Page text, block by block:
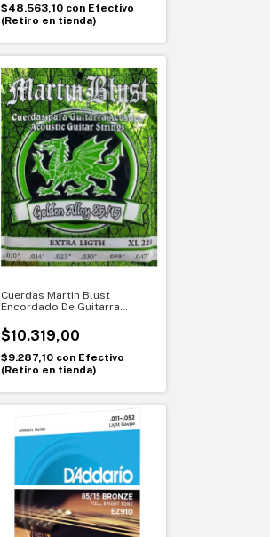
$48.563,10 con Efectivo
(Retiro en tienda)
Cuerdas Martin Blust
Encordado De Guitarra
$10.319,00
$9.287,10 con Efectivo
(Retiro en tienda)